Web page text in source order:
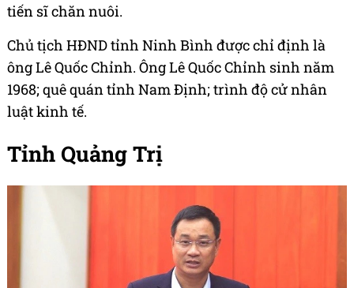
tiến sĩ chăn nuôi.
Chủ tịch HĐND tỉnh Ninh Bình được chỉ định là
ông Lê Quốc Chỉnh. Ông Lê Quốc Chỉnh sinh năm
1968; quê quán tỉnh Nam Định; trình độ cử nhân
luật kinh tế.
Tỉnh Quảng Trị